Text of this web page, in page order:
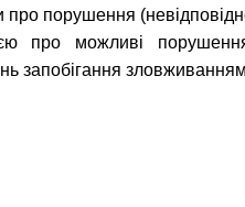
порушення
про можливі
запобігання